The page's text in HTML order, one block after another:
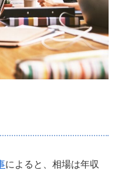
によると、相場は年収